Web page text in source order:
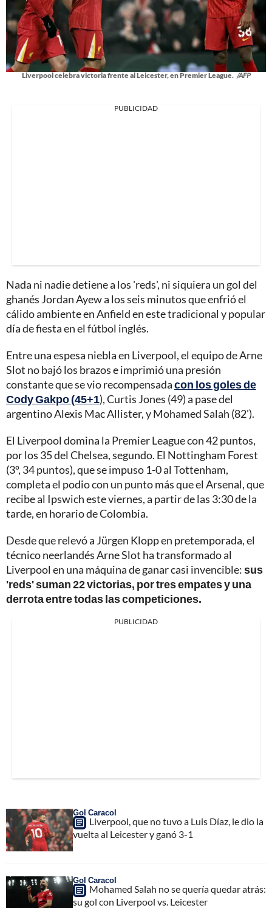
Liverpool celebra victoria frente al Leicester, en Premier League. /AFP
PUBLICIDAD
Nada ni nadie detiene a los 'reds', ni siquiera un gol del
ghanés Jordan Ayew a los seis minutos que enfrió el
cálido ambiente en Anfield en este tradicional y popular
día de fiesta en el fútbol inglés.
Entre una espesa niebla en Liverpool, el equipo de Arne
Slot no bajó los brazos e imprimió una presión
constante que se vio recompensadacon los goles de
Cody Gakpo (45+1), Curtis Jones (49) a pase del
argentino Alexis Mac Allister, y Mohamed Salah (82').
El Liverpool domina la Premier League con 42 puntos,
por los 35 del Chelsea, segundo. El Nottingham Forest
(3º, 34 puntos), que se impuso 1-0 al Tottenham,
completa el podio con un punto más que el Arsenal, que
recibe al Ipswich este viernes, a partir de las 3:30 de la
tarde, en horario de Colombia.
Desde que relevó a Jürgen Klopp en pretemporada, el
técnico neerlandés Arne Slot ha transformado al
Liverpool en una máquina de ganar casi invencible:sus
'reds' suman 22 victorias, por tres empates y una
derrota entre todas las competiciones.
PUBLICIDAD
Gol Caracol
Liverpool, que no tuvo a Luis Díaz, le dio la
vuelta al Leicester y ganó 3-1
Gol Caracol
Mohamed Salah no se quería quedar atrás:
su gol con Liverpool vs. Leicester